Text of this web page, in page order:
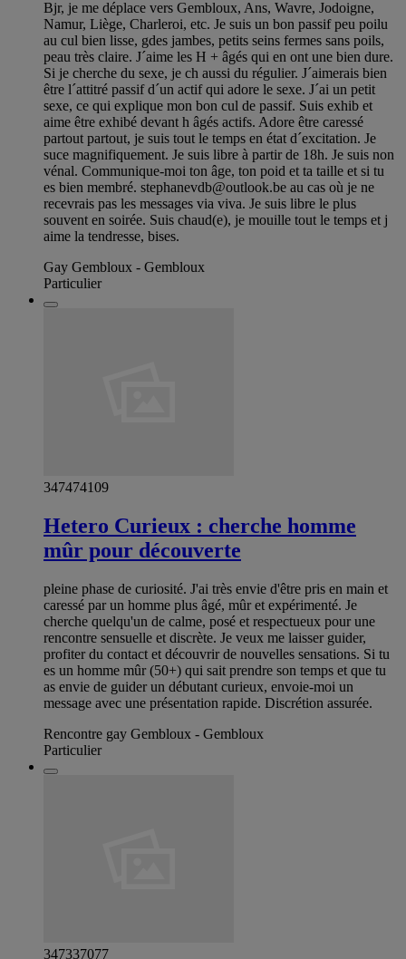
Bjr, je me déplace vers Gembloux, Ans, Wavre, Jodoigne,
Namur, Liège, Charleroi, etc. Je suis un bon passif peu poilu
au cul bien lisse, gdes jambes, petits seins fermes sans poils,
peau très claire. J´aime les H + âgés qui en ont une bien dure.
Si je cherche du sexe, je ch aussi du régulier. J´aimerais bien
être l´attitré passif d´un actif qui adore le sexe. J´ai un petit
sexe, ce qui explique mon bon cul de passif. Suis exhib et
aime être exhibé devant h âgés actifs. Adore être caressé
partout partout, je suis tout le temps en état d´excitation. Je
suce magnifiquement. Je suis libre à partir de 18h. Je suis non
vénal. Communique-moi ton âge, ton poid et ta taille et si tu
es bien membré. stephanevdb@outlook.be au cas où je ne
recevrais pas les messages via viva. Je suis libre le plus
souvent en soirée. Suis chaud(e), je mouille tout le temps et j
aime la tendresse, bises.
Gay Gembloux - Gembloux
Particulier
347474109
Hetero Curieux : cherche homme
mûr pour découverte
pleine phase de curiosité. J'ai très envie d'être pris en main et
caressé par un homme plus âgé, mûr et expérimenté. Je
cherche quelqu'un de calme, posé et respectueux pour une
rencontre sensuelle et discrète. Je veux me laisser guider,
profiter du contact et découvrir de nouvelles sensations. Si tu
es un homme mûr (50+) qui sait prendre son temps et que tu
as envie de guider un débutant curieux, envoie-moi un
message avec une présentation rapide. Discrétion assurée.
Rencontre gay Gembloux - Gembloux
Particulier
347337077